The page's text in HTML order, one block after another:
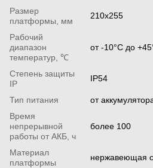
Размер
платформы, мм
210x255
Рабочий
диапазон
температур, ℃
от -10°C до
Степень защиты
IP
ІР54
Тип питания
от
Время
непрерывной
работы от АКБ, ч
более 100
Материал
платформы
нержавеющая